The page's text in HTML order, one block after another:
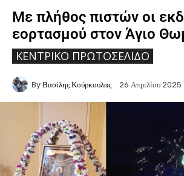
Με πλήθος πιστών οι
εορτασμού στον Άγιο
ΚΕΝΤΡΙΚΌ ΠΡΩΤΟΣΈΛΙΔΟ
By Βασίλης Κούρκουλας 26 Απριλίου 2025